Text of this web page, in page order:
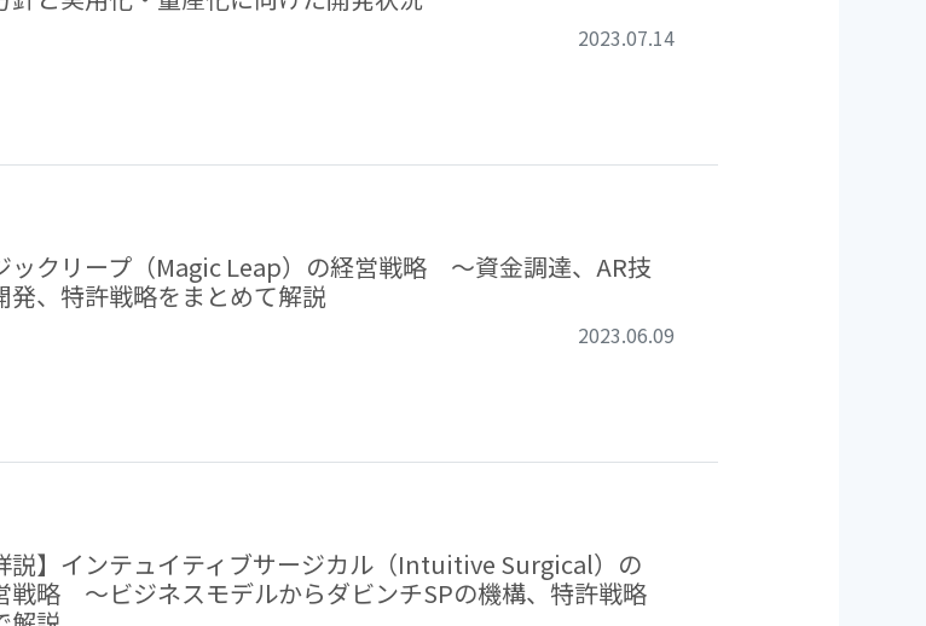
2023.07.14
ックリープ（Magic Leap）の経営戦略 ～資金調達、AR技
発、特許戦略をまとめて解説
2023.06.09
説】インテュイティブサージカル（Intuitive Surgical）の
戦略 ～ビジネスモデルからダビンチSPの機構、特許戦略